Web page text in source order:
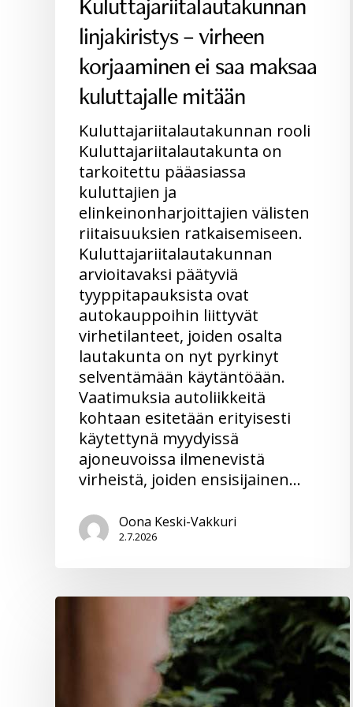
Kuluttajariitalautakunnan
linjakiristys – virheen
korjaaminen ei saa maksaa
kuluttajalle mitään
Kuluttajariitalautakunnan rooli
Kuluttajariitalautakunta on
tarkoitettu pääasiassa
kuluttajien ja
elinkeinonharjoittajien välisten
riitaisuuksien ratkaisemiseen.
Kuluttajariitalautakunnan
arvioitavaksi päätyviä
tyyppitapauksista ovat
autokauppoihin liittyvät
virhetilanteet, joiden osalta
lautakunta on nyt pyrkinyt
selventämään käytäntöään.
Vaatimuksia autoliikkeitä
kohtaan esitetään erityisesti
käytettynä myydyissä
ajoneuvoissa ilmenevistä
virheistä, joiden ensisijainen…
Oona Keski-Vakkuri
2.7.2026
Sopimukset